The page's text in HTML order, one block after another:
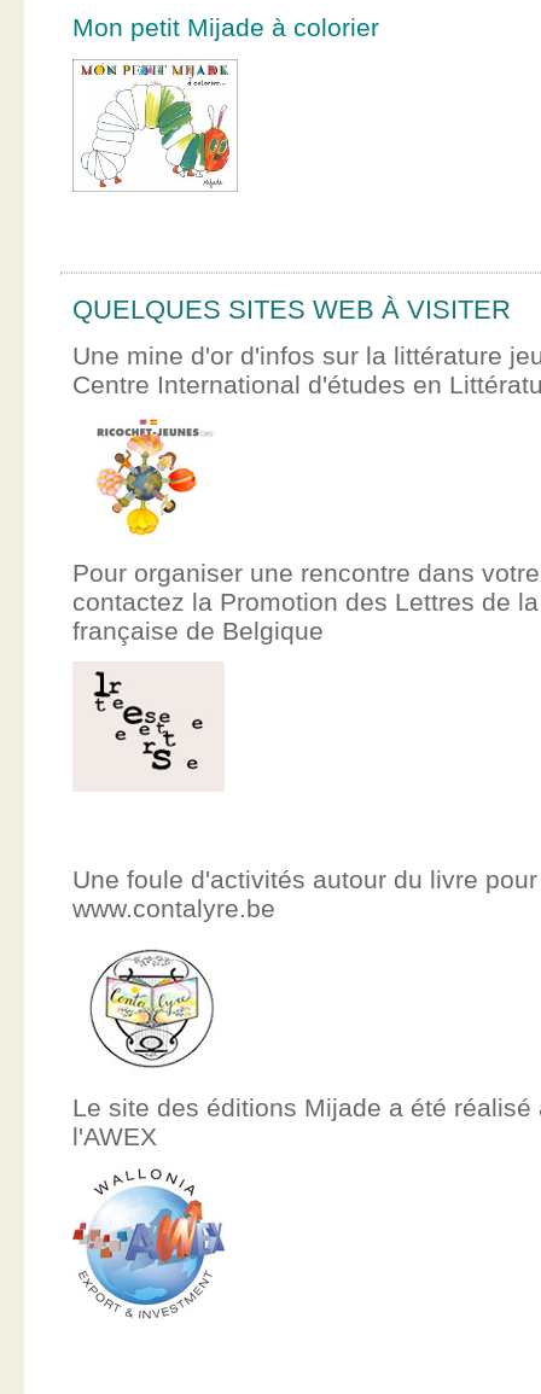
Mon petit Mijade à colorier
QUELQUES SITES WEB À VISITER
Une mine d'or d'infos sur la littérature
Centre International d'études en
Pour organiser une rencontre dans
contactez la Promotion des Lettres de
française de Belgique
Une foule d'activités autour du livre
www.contalyre.be
Le site des éditions Mijade a été réalisé
l'AWEX